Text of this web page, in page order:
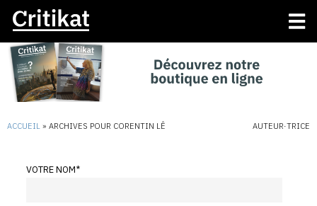
ACCUEIL » ARCHIVES POUR CORENTIN LÊ AUTEUR·TRICE
VOTRE NOM*